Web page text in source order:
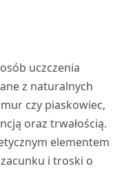
uczczenia
z naturalnych
czy piaskowiec,
oraz trwałością.
elementem
i troski o